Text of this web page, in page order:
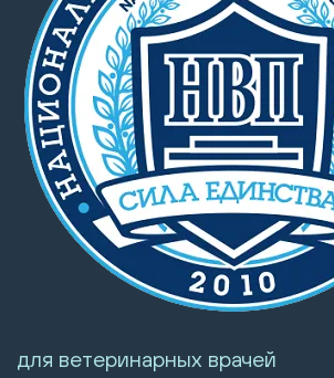
для ветеринарных врачей